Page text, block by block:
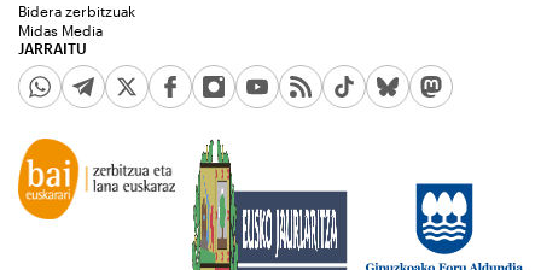
JARRAITU
Bidera zerbitzuak
Midas Media